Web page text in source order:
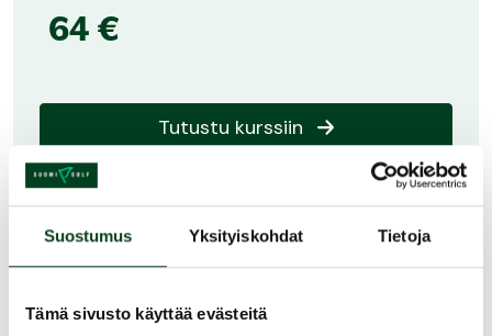
Suostumus Yksityiskohdat Tietoja
Tämä sivusto käyttää evästeitä
64 €
Tutustu kurssiin
Starttipaketti -alkeiskurssit
Kankaisten Golfissa
Kankaisten Golf